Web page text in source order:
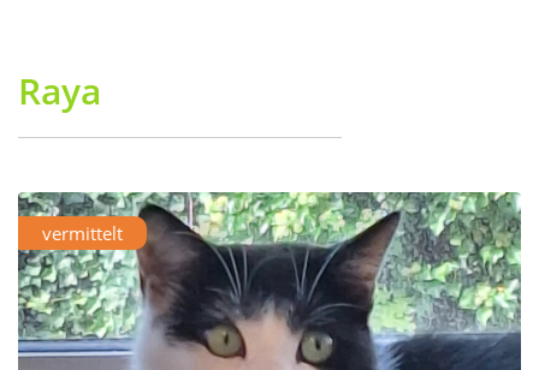
Raya
vermittelt